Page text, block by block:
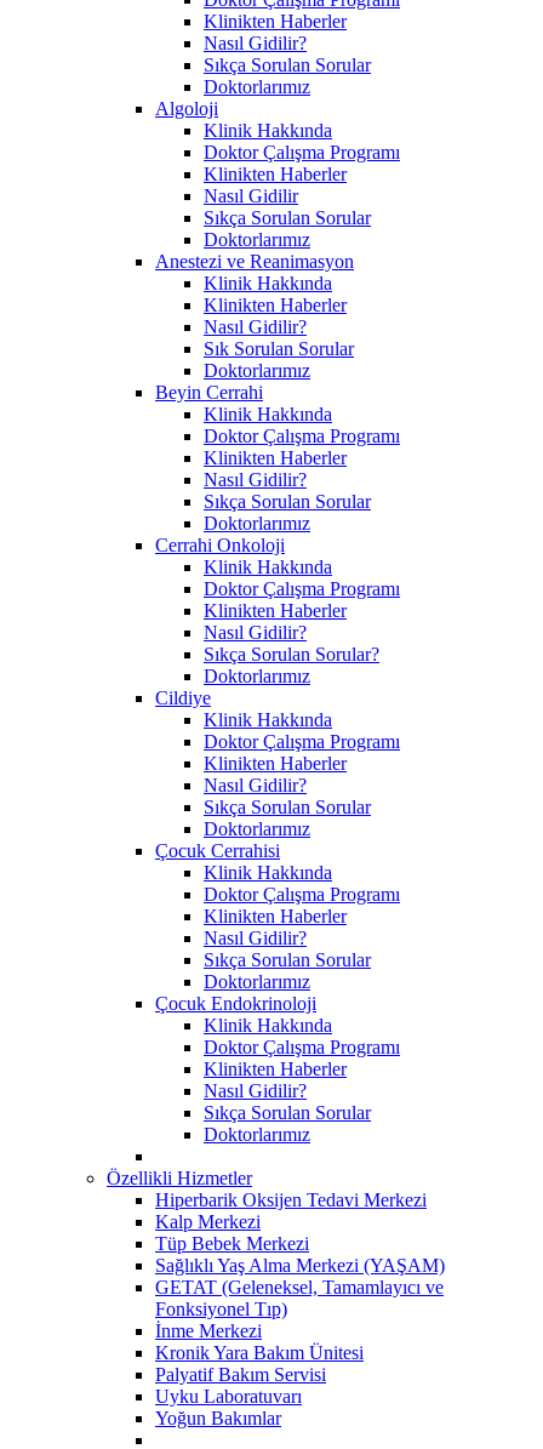
Klinikten Haberler
Nasıl Gidilir?
Sıkça Sorulan Sorular
Doktorlarımız
Algoloji
Klinik Hakkında
Doktor Çalışma Programı
Klinikten Haberler
Nasıl Gidilir
Sıkça Sorulan Sorular
Doktorlarımız
Anestezi ve Reanimasyon
Klinik Hakkında
Klinikten Haberler
Nasıl Gidilir?
Sık Sorulan Sorular
Doktorlarımız
Beyin Cerrahi
Klinik Hakkında
Doktor Çalışma Programı
Klinikten Haberler
Nasıl Gidilir?
Sıkça Sorulan Sorular
Doktorlarımız
Cerrahi Onkoloji
Klinik Hakkında
Doktor Çalışma Programı
Klinikten Haberler
Nasıl Gidilir?
Sıkça Sorulan Sorular?
Doktorlarımız
Cildiye
Klinik Hakkında
Doktor Çalışma Programı
Klinikten Haberler
Nasıl Gidilir?
Sıkça Sorulan Sorular
Doktorlarımız
Çocuk Cerrahisi
Klinik Hakkında
Doktor Çalışma Programı
Klinikten Haberler
Nasıl Gidilir?
Sıkça Sorulan Sorular
Doktorlarımız
Çocuk Endokrinoloji
Klinik Hakkında
Doktor Çalışma Programı
Klinikten Haberler
Nasıl Gidilir?
Sıkça Sorulan Sorular
Doktorlarımız
Özellikli Hizmetler
Hiperbarik Oksijen Tedavi Merkezi
Kalp Merkezi
Tüp Bebek Merkezi
Sağlıklı Yaş Alma Merkezi (YAŞAM)
GETAT (Geleneksel, Tamamlayıcı ve
Fonksiyonel Tıp)
İnme Merkezi
Kronik Yara Bakım Ünitesi
Palyatif Bakım Servisi
Uyku Laboratuvarı
Yoğun Bakımlar